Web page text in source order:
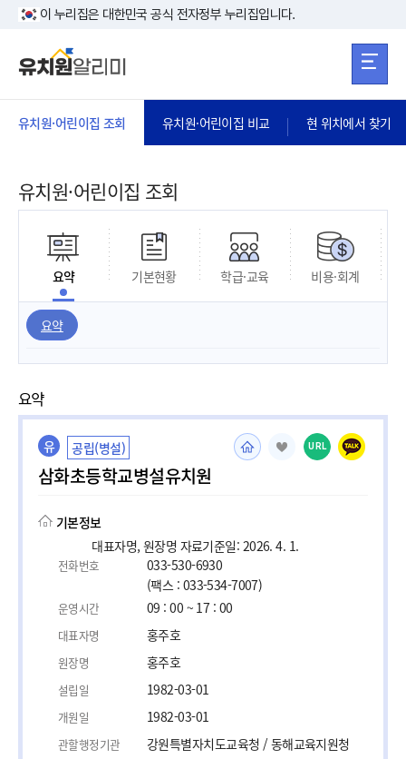
본문 바로가기
이 누리집은 대한민국 공식 전자정부 누리집입니다.
유치원·어린이집 조회 유치원·어린이집 비교 현 위치에서 찾기
유치원·어린이집 조회
요약 기본현황 학급·교육 비용·회계
요약
요약
유 공립(병설)
삼화초등학교병설유치원
URL
기본정보
대표자명, 원장명 자료기준일: 2026. 4. 1.
전화번호
033-530-6930
(팩스 : 033-534-7007)
운영시간 09 : 00 ~ 17 : 00
대표자명 홍주호
원장명 홍주호
설립일 1982-03-01
개원일 1982-03-01
관할행정기관 강원특별자치도교육청 / 동해교육지원청